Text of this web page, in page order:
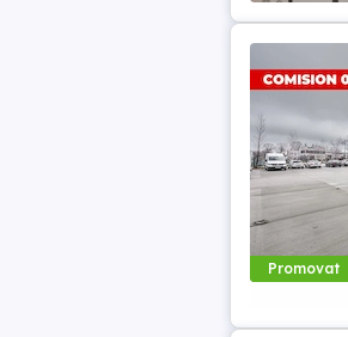
Promovat